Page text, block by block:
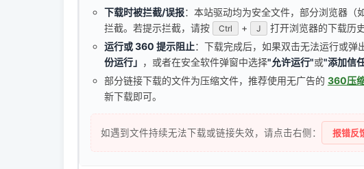
下载时被拦截/误报：本站驱动均为安全文件，部分浏览器（
拦截。若提示拦截，请按
Ctrl + J 打开浏览器的下载历
运行或 360 提示阻止：下载完成后，如果双击无法运行或
份运行」 ，或者在安全软件弹窗中选择"允许运行"或"添加信
部分链接下载的文件为压缩文件，推荐使用无广告的 360压
新下载即可。
如遇到文件持续无法下载或链接失效，请点击右侧： 报错反